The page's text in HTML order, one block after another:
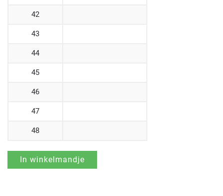
42
43
44
45
46
47
48